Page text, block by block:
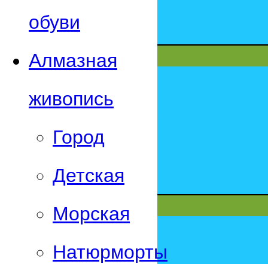
обуви
Алмазная
живопись
Город
Детская
Морская
Натюрморты